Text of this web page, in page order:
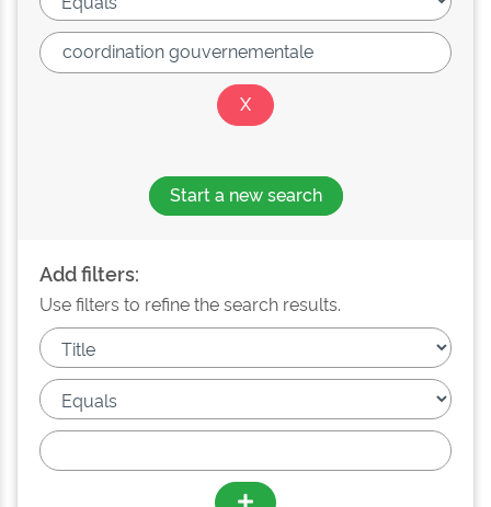
Start a new search
Add filters:
Use filters to refine the search results.